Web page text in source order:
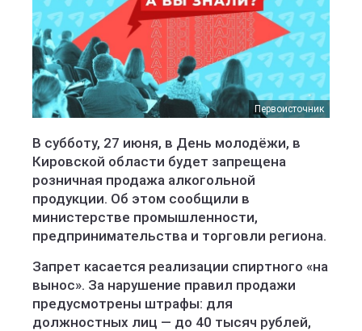
Первоисточник
В субботу, 27 июня, в День молодёжи, в
Кировской области будет запрещена
розничная продажа алкогольной
продукции. Об этом сообщили в
министерстве промышленности,
предпринимательства и торговли региона.
Запрет касается реализации спиртного «на
вынос». За нарушение правил продажи
предусмотрены штрафы: для
должностных лиц — до 40 тысяч рублей,